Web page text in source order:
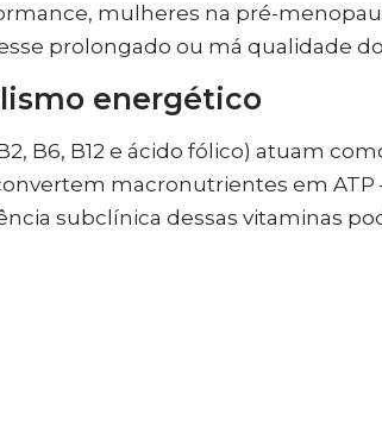
mulheres na pré-
prolongado ou má qualidade
energético
B6, B12 e ácido fólico) atuam
macronutrientes em
subclínica dessas vitaminas